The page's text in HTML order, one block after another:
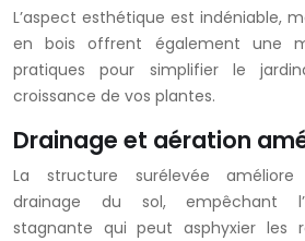
L’aspect esthétique est indéniable,
en bois offrent également une
pratiques pour simplifier le
croissance de vos plantes.
Drainage et aération
La structure surélevée
drainage du sol, empêchant
stagnante qui peut asphyxier les